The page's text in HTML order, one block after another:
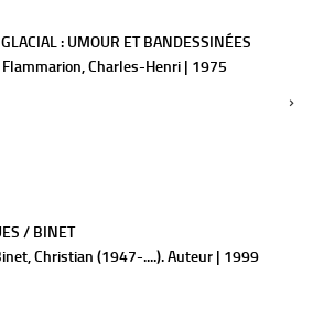
: UMOUR ET BANDESSINÉES
Flammarion, Charles-Henri | 1975
/ BINET
Christian (1947-....). Auteur | 1999